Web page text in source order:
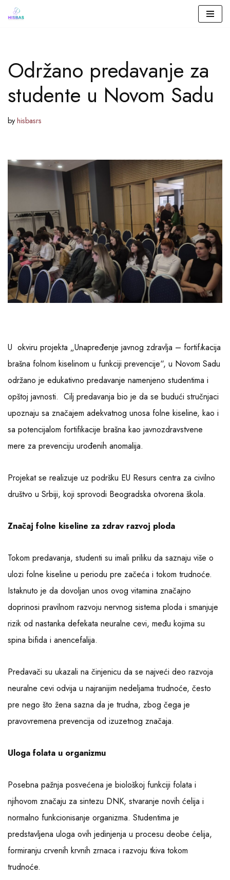
content
Održano predavanje za
studente u Novom Sadu
byhisbasrs
U okviru projekta „Unapređenje javnog zdravlja – fortifikacija
brašna folnom kiselinom u funkciji prevencije“, u Novom Sadu
održano je edukativno predavanje namenjeno studentima i
opštoj javnosti. Cilj predavanja bio je da se budući stručnjaci
upoznaju sa značajem adekvatnog unosa folne kiseline, kao i
sa potencijalom fortifikacije brašna kao javnozdravstvene
mere za prevenciju urođenih anomalija.
Projekat se realizuje uz podršku EU Resurs centra za civilno
društvo u Srbiji, koji sprovodi Beogradska otvorena škola.
Značaj folne kiseline za zdrav razvoj ploda
Tokom predavanja, studenti su imali priliku da saznaju više o
ulozi folne kiseline u periodu pre začeća i tokom trudnoće.
Istaknuto je da dovoljan unos ovog vitamina značajno
doprinosi pravilnom razvoju nervnog sistema ploda i smanjuje
rizik od nastanka defekata neuralne cevi, među kojima su
spina bifida i anencefalija.
Predavači su ukazali na činjenicu da se najveći deo razvoja
neuralne cevi odvija u najranijim nedeljama trudnoće, često
pre nego što žena sazna da je trudna, zbog čega je
pravovremena prevencija od izuzetnog značaja.
Uloga folata u organizmu
Posebna pažnja posvećena je biološkoj funkciji folata i
njihovom značaju za sintezu DNK, stvaranje novih ćelija i
normalno funkcionisanje organizma. Studentima je
predstavljena uloga ovih jedinjenja u procesu deobe ćelija,
formiranju crvenih krvnih zrnaca i razvoju tkiva tokom
trudnoće.